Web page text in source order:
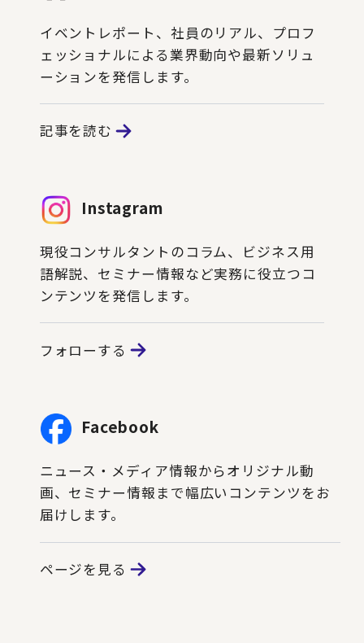
イベントレポート、社員のリアル、プロフ
ェッショナルによる業界動向や最新ソリュ
ーションを発信します。
記事を読む
Instagram
現役コンサルタントのコラム、ビジネス用
語解説、セミナー情報など実務に役立つコ
ンテンツを発信します。
フォローする
Facebook
ニュース・メディア情報からオリジナル動
画、セミナー情報まで幅広いコンテンツをお
届けします。
ページを見る